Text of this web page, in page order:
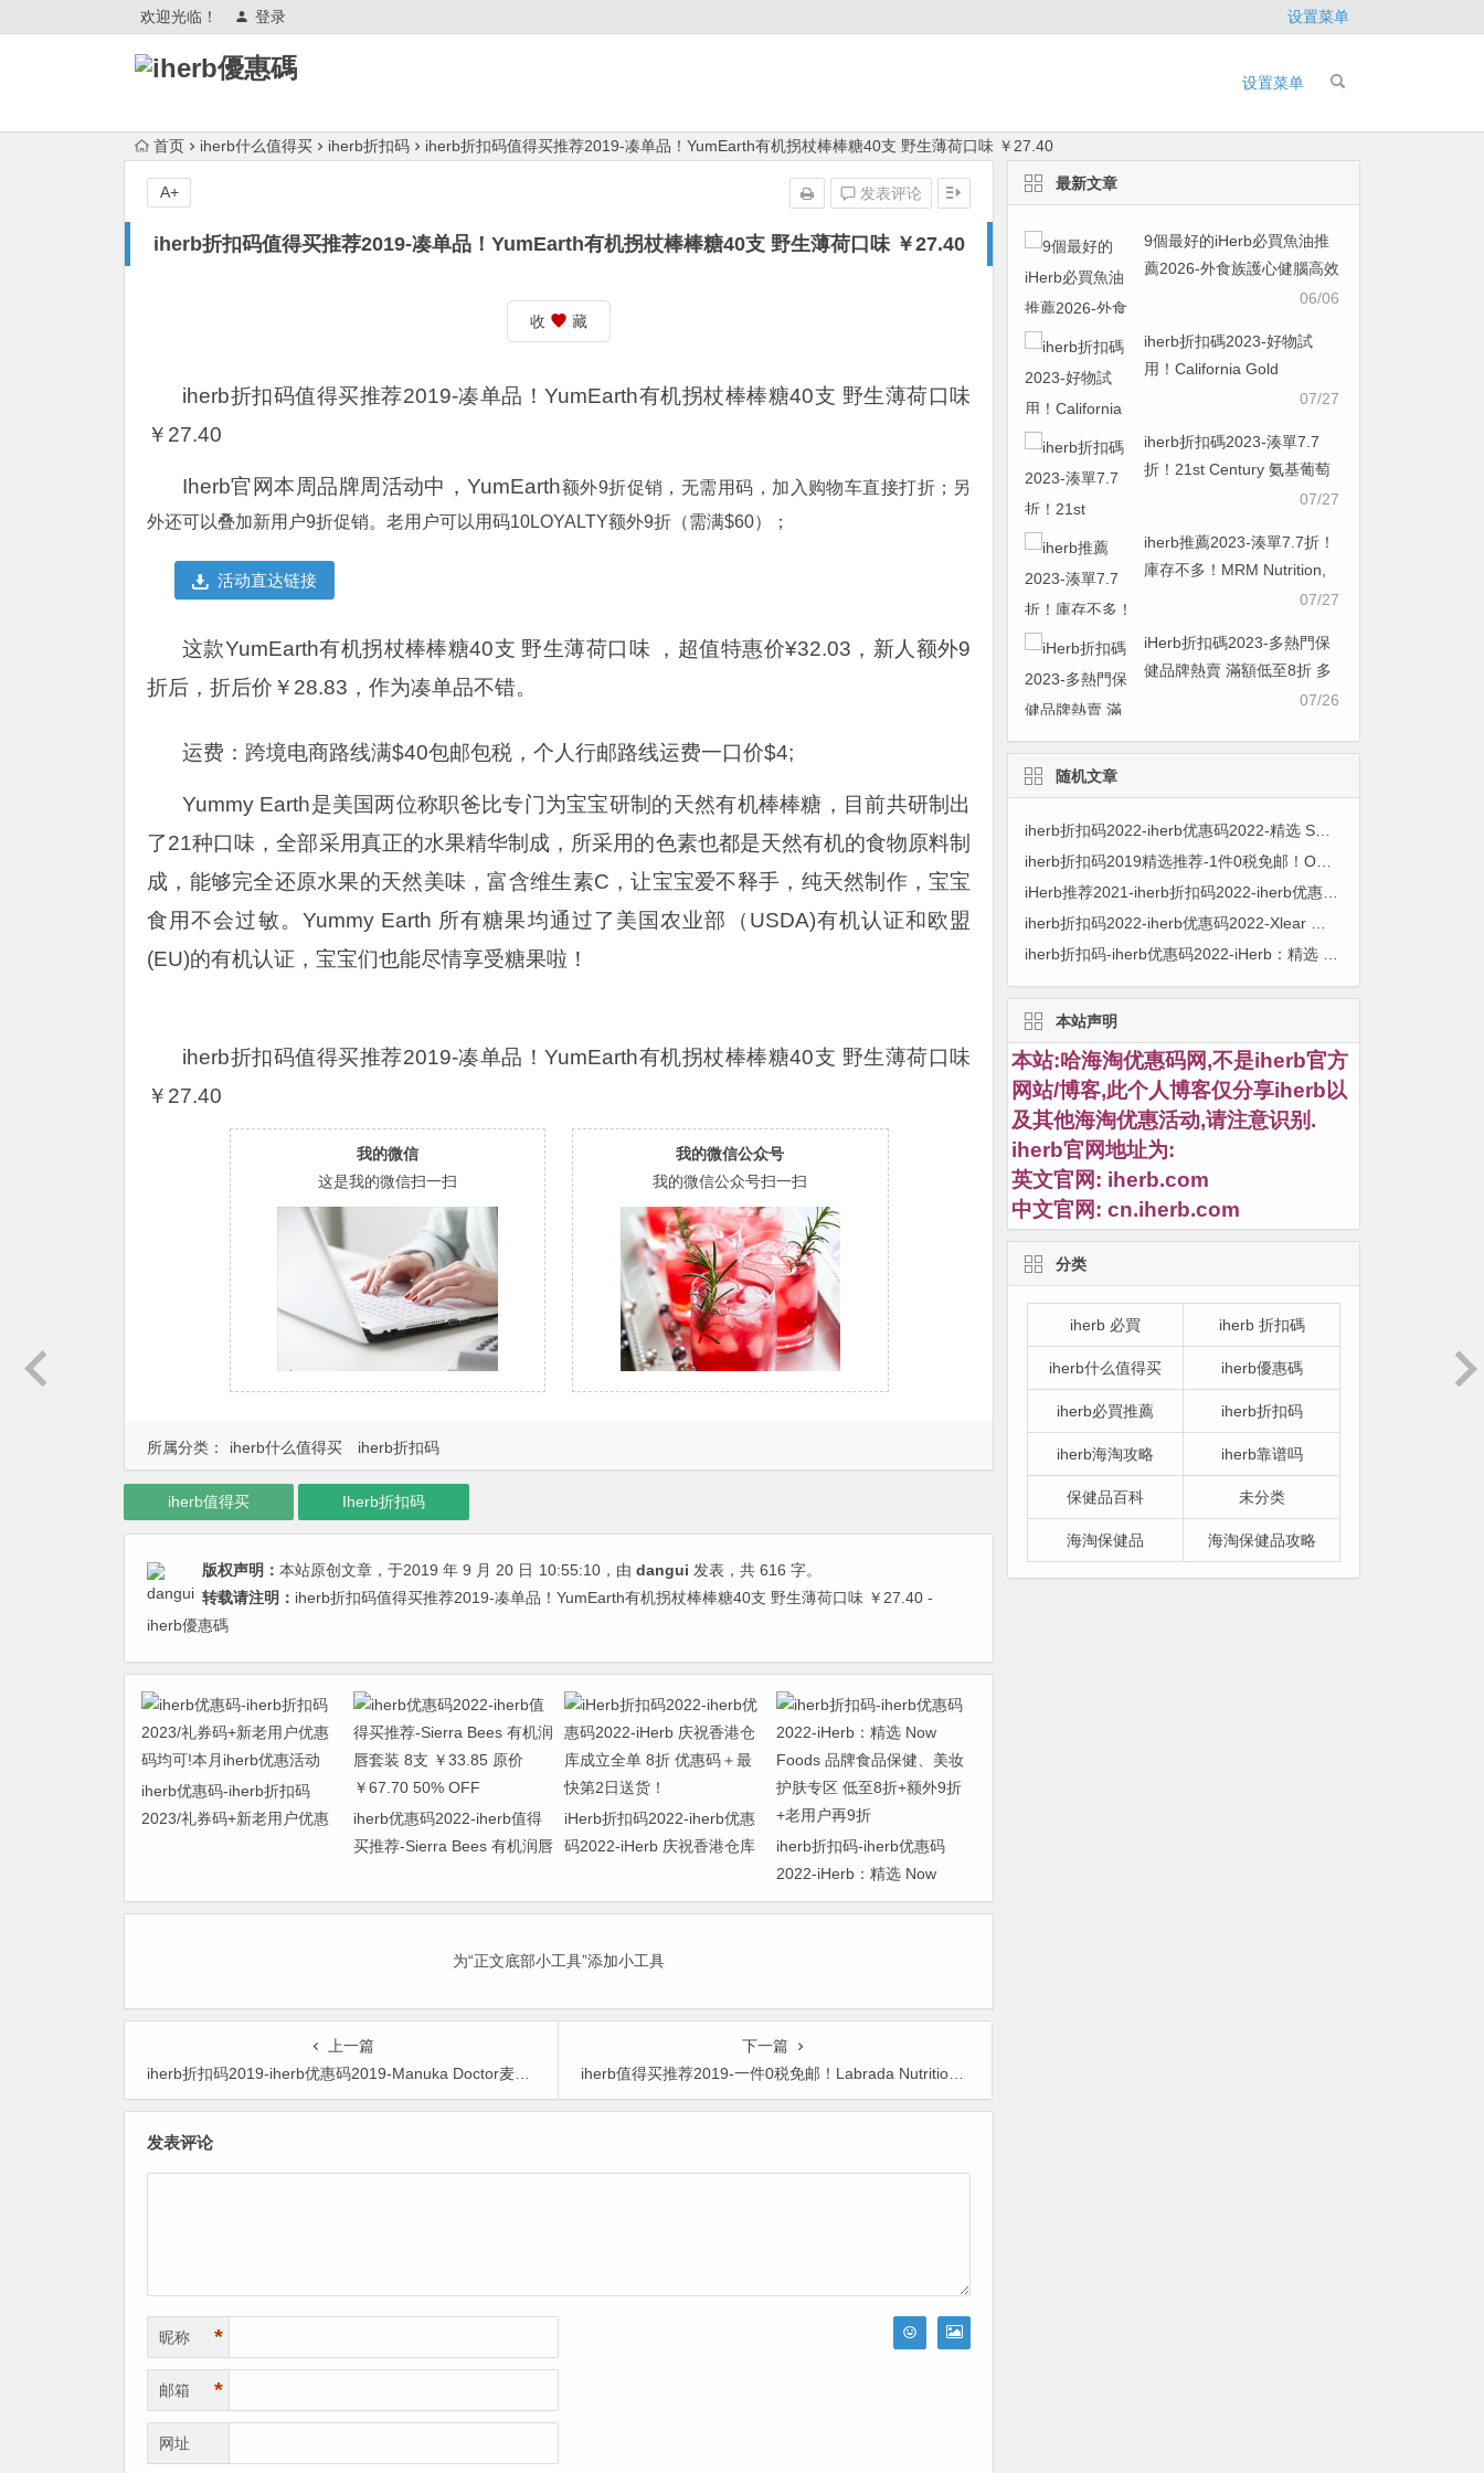
欢迎光临！ 登录 设置菜单
设置菜单
首页 iherb什么值得买 iherb折扣码 iherb折扣码值得买推荐2019-凑单品！YumEarth有机拐杖棒棒糖40支 野生薄荷口味 ￥27.40
iherb折扣码值得买推荐2019-凑单品！YumEarth有机拐杖棒棒糖40支 野生薄荷口味 ￥27.40
发表评论
A+
所属分类： iherb什么值得买 iherb折扣码
收 藏
iherb折扣码值得买推荐2019-凑单品！YumEarth有机拐杖棒棒糖40支 野生薄荷口味
￥27.40
Iherb官网本周品牌周活动中，YumEarth额外9折促销，无需用码，加入购物车直接打折；另
外还可以叠加新用户9折促销。老用户可以用码10LOYALTY额外9折（需满$60）；
活动直达链接
这款YumEarth有机拐杖棒棒糖40支 野生薄荷口味 ，超值特惠价¥32.03，新人额外9
折后，折后价￥28.83，作为凑单品不错。
运费：跨境电商路线满$40包邮包税，个人行邮路线运费一口价$4;
Yummy Earth是美国两位称职爸比专门为宝宝研制的天然有机棒棒糖，目前共研制出
了21种口味，全部采用真正的水果精华制成，所采用的色素也都是天然有机的食物原料制
成，能够完全还原水果的天然美味，富含维生素C，让宝宝爱不释手，纯天然制作，宝宝
食用不会过敏。Yummy Earth 所有糖果均通过了美国农业部（USDA)有机认证和欧盟
(EU)的有机认证，宝宝们也能尽情享受糖果啦！
iherb折扣码值得买推荐2019-凑单品！YumEarth有机拐杖棒棒糖40支 野生薄荷口味
￥27.40
我的微信
这是我的微信扫一扫
我的微信公众号
我的微信公众号扫一扫
iherb值得买 Iherb折扣码
版权声明： 本站原创文章，于2019 年 9 月 20 日 10:55:10 ，由 dangui 发表，共 616 字。
转载请注明： iherb折扣码值得买推荐2019-凑单品！YumEarth有机拐杖棒棒糖40支 野生薄荷口味 ￥27.40 -
iherb優惠碼
iherb优惠码-iherb折扣码
2023/礼券码+新老用户优惠
iherb优惠码2022-iherb值得
买推荐-Sierra Bees 有机润唇
￥67.70 50% OFF
iHerb折扣码2022-iherb优惠
码2022-iHerb 庆祝香港仓库
第2日送货！
iherb折扣码-iherb优惠码
2022-iHerb：精选 Now
Foods 品牌食品保健、美妆
为“正文底部小工具”添加小工具
上一篇
iherb折扣码2019-iherb优惠码2019-Manuka Doctor麦卢卡 20+ 生物活性蜂蜜 500g ¥148.87
下一篇
iherb值得买推荐2019-一件0税免邮！Labrada Nutrition 高蛋白代餐巧克力味奶昔 4.63磅 $49.27
发表评论
昵称 *
邮箱 *
网址
最新文章
9個最好的iHerb必買魚油推
薦2026-外食族護心健腦高效
指南，IFOS五星認證款一次
06/06
iherb折扣碼2023-好物試
用！California Gold
Nutrition 零酵母硒素食膠囊
￥48.38was ￥96.765折
07/27
iherb折扣碼2023-湊單7.7
折！21st Century 氨基葡萄
糖/軟骨素 初始濃度 250 毫
￥48.21was ￥62.607.7折
07/27
iherb推薦2023-湊單7.7折！
庫存不多！MRM Nutrition,
氨基葡萄糖軟骨素 90粒07/27
iHerb折扣碼2023-多熱門保
健品牌熱賣 滿額低至8折 多
07/26
随机文章
iherb折扣码2022-iherb优惠码2022-精选 SmartyPants 维生素软糖等营养补剂 8.5折+额外9.5折！
iherb折扣码2019精选推荐-1件0税免邮！Optimum Nutrition乳清蛋白增肌粉 2.27kg折后$48.81
iHerb推荐2021-iherb折扣码2022-iherb优惠码-iHerb 逆龄护肤品性价比推介,Azelique 品牌全线产品 8 折 优惠码
本站声明
本站:哈海淘优惠码网,不是iherb官方
网站/博客,此个人博客仅分享iherb以
及其他海淘优惠活动,请注意识别.
iherb官网地址为:
英文官网: iherb.com
中文官网: cn.iherb.com
分类
iherb 必買 iherb 折扣碼
iherb什么值得买 iherb優惠碼
iherb必買推薦 iherb折扣码
iherb海淘攻略 iherb靠谱吗
保健品百科 未分类
海淘保健品 海淘保健品攻略